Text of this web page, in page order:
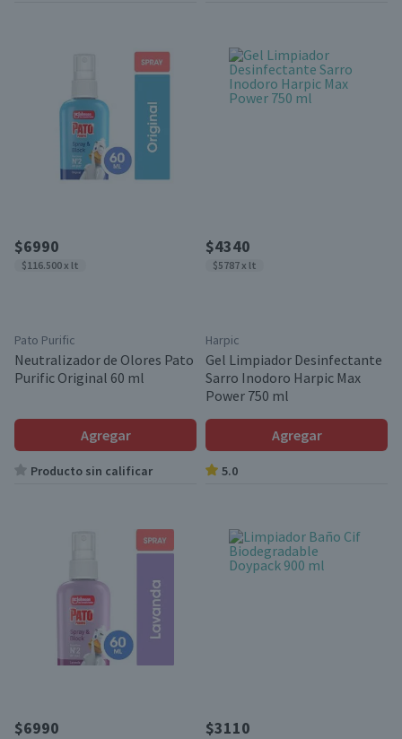
$6990
$116.500 x lt
Pato Purific
Neutralizador de Olores Pato
Purific Original 60 ml
Agregar
Producto sin calificar
$4340
$5787 x lt
Harpic
Gel Limpiador Desinfectante
Sarro Inodoro Harpic Max
Power 750 ml
Agregar
5.0
$6990 $3110